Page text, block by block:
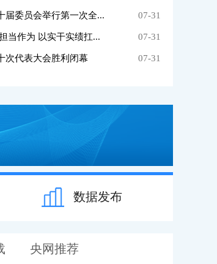
届委员会举行第一次全... 07-31
当作为 以实干实绩扛... 07-31
次代表大会胜利闭幕 07-31
数据发布
央网推荐